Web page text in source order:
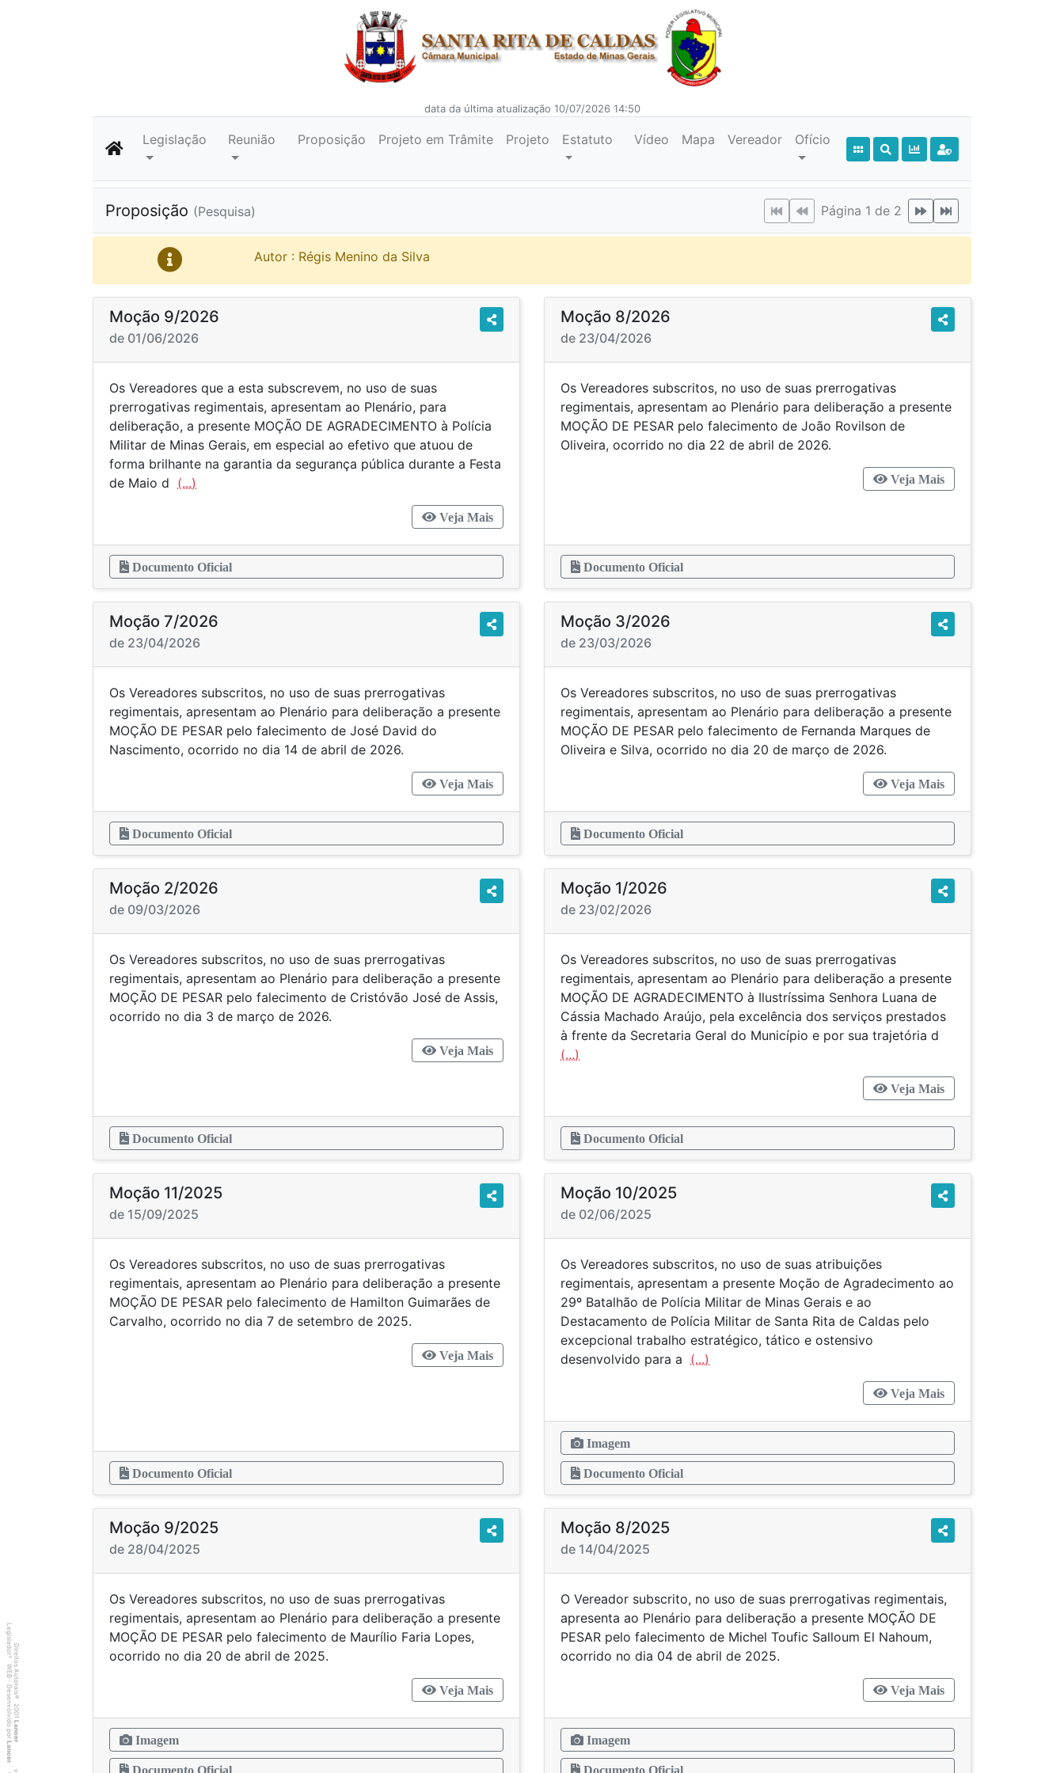
data da última atualização 10/07/2026 14:50
Legislação Reunião Proposição Projeto em Trâmite Projeto Estatuto Vídeo Mapa Vereador Ofício
Proposição (Pesquisa) Página 1 de 2
Autor : Régis Menino da Silva
Moção 9/2026
de 01/06/2026
Os Vereadores que a esta subscrevem, no uso de suas
prerrogativas regimentais, apresentam ao Plenário, para
deliberação, a presente MOÇÃO DE AGRADECIMENTO à Polícia
Militar de Minas Gerais, em especial ao efetivo que atuou de
forma brilhante na garantia da segurança pública durante a Festa
de Maio d (...)
Veja Mais
Documento Oficial
Moção 8/2026
de 23/04/2026
Os Vereadores subscritos, no uso de suas prerrogativas
regimentais, apresentam ao Plenário para deliberação a presente
MOÇÃO DE PESAR pelo falecimento de João Rovilson de
Oliveira, ocorrido no dia 22 de abril de 2026.
Veja Mais
Documento Oficial
Moção 7/2026
de 23/04/2026
Os Vereadores subscritos, no uso de suas prerrogativas
regimentais, apresentam ao Plenário para deliberação a presente
MOÇÃO DE PESAR pelo falecimento de José David do
Nascimento, ocorrido no dia 14 de abril de 2026.
Veja Mais
Documento Oficial
Moção 3/2026
de 23/03/2026
Os Vereadores subscritos, no uso de suas prerrogativas
regimentais, apresentam ao Plenário para deliberação a presente
MOÇÃO DE PESAR pelo falecimento de Fernanda Marques de
Oliveira e Silva, ocorrido no dia 20 de março de 2026.
Veja Mais
Documento Oficial
Moção 2/2026
de 09/03/2026
Os Vereadores subscritos, no uso de suas prerrogativas
regimentais, apresentam ao Plenário para deliberação a presente
MOÇÃO DE PESAR pelo falecimento de Cristóvão José de Assis,
ocorrido no dia 3 de março de 2026.
Veja Mais
Documento Oficial
Moção 1/2026
de 23/02/2026
Os Vereadores subscritos, no uso de suas prerrogativas
regimentais, apresentam ao Plenário para deliberação a presente
MOÇÃO DE AGRADECIMENTO à Ilustríssima Senhora Luana de
Cássia Machado Araújo, pela excelência dos serviços prestados
à frente da Secretaria Geral do Município e por sua trajetória d
(...)
Veja Mais
Documento Oficial
Moção 11/2025
de 15/09/2025
Os Vereadores subscritos, no uso de suas prerrogativas
regimentais, apresentam ao Plenário para deliberação a presente
MOÇÃO DE PESAR pelo falecimento de Hamilton Guimarães de
Carvalho, ocorrido no dia 7 de setembro de 2025.
Veja Mais
Documento Oficial
Moção 10/2025
de 02/06/2025
Os Vereadores subscritos, no uso de suas atribuições
regimentais, apresentam a presente Moção de Agradecimento ao
29º Batalhão de Polícia Militar de Minas Gerais e ao
Destacamento de Polícia Militar de Santa Rita de Caldas pelo
excepcional trabalho estratégico, tático e ostensivo
desenvolvido para a (...)
Veja Mais
Imagem
Documento Oficial
Moção 9/2025
de 28/04/2025
Os Vereadores subscritos, no uso de suas prerrogativas
regimentais, apresentam ao Plenário para deliberação a presente
MOÇÃO DE PESAR pelo falecimento de Maurílio Faria Lopes,
ocorrido no dia 20 de abril de 2025.
Veja Mais
Imagem
Documento Oficial
Moção 8/2025
de 14/04/2025
O Vereador subscrito, no uso de suas prerrogativas regimentais,
apresenta ao Plenário para deliberação a presente MOÇÃO DE
PESAR pelo falecimento de Michel Toufic Salloum El Nahoum,
ocorrido no dia 04 de abril de 2025.
Veja Mais
Imagem
Documento Oficial
Direitos Autorais
©
2001
Lancer
Legislador
®
WEB - Desenvolvido por
Lancer